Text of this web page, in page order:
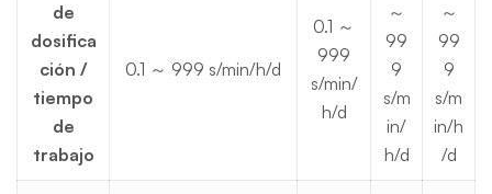
de
dosifica
ción /
tiempo
de
trabajo
0.1 ～ 999 s/min/h/d
0.1 ～
999
s/min/
h/d
～
99
9
s/m
in/
h/d
～
99
9
s/m
in/h
/d